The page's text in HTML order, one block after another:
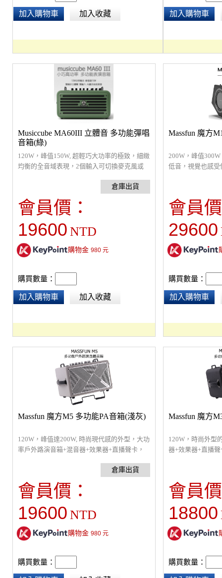
加入購物車 加入收藏 加入購物車
Musiccube MA60III 立體音 多功能彈唱
音箱(綠)
120W，峰值150W, 超輕巧大功率的極致，細緻
均衡的全音域表現，2個輸入可切換麥克風或
器或管樂器，。可藍芽連接手機，當作藍芽喇
叭播放音樂。可直播、內錄。適街頭藝人，彈
唱表演 、練舞、聚會K歌、會議、演講，採
電池。可使用4-6小時。重量4.5 Kg
會員價：
19600 NTD
購物金 980元
購買數量：
加入購物車 加入收藏
Massfun 魔方
200W，峰值
低音，視覺也感
每一路對應著5段
麥克風模擬出電
會員
29600
購買數量：
加入購物車
Massfun 魔方M5 多功能PA音箱(淺灰)
120W，峰值達200W, 時尚現代感的外型，大功
率戶外路演音箱+混音器+效果器+直播聲卡，
藍芽連線、U盤及6.35mm 的AUX IN，可開機
更換的兩個快拆鋰電池組，續航持久，體積小
巧便攜。M5特別設置了Type-C接口的OTG直
專門為直播預置了三種不同效果的音色。體
會員價：
19600 NTD
購物金 980元
購買數量：
Massfun 魔方
120W，時尚外型
器+效果器+直播
電池組，續航持
置了Type-C接口
種不同效果的音
會員
18800
購買數量：